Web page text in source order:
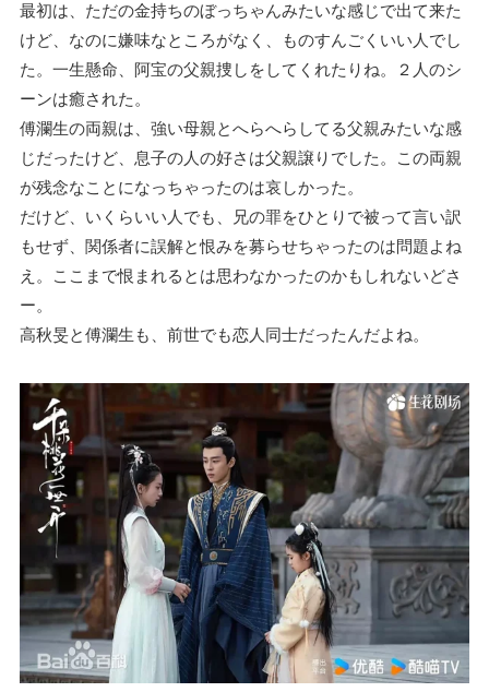
最初は、ただの金持ちのぼっちゃんみたいな感じで出て来た
けど、なのに嫌味なところがなく、ものすんごくいい人でし
た。一生懸命、阿宝の父親捜しをしてくれたりね。２人のシ
ーンは癒された。
傅瀾生の両親は、強い母親とへらへらしてる父親みたいな感
じだったけど、息子の人の好さは父親譲りでした。この両親
が残念なことになっちゃったのは哀しかった。
だけど、いくらいい人でも、兄の罪をひとりで被って言い訳
もせず、関係者に誤解と恨みを募らせちゃったのは問題よね
え。ここまで恨まれるとは思わなかったのかもしれないどさ
ー。
高秋旻と傅瀾生も、前世でも恋人同士だったんだよね。